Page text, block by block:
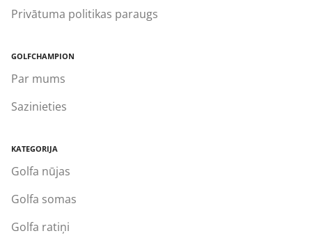
Privātuma politikas paraugs
GOLFCHAMPION
Par mums
Sazinieties
KATEGORIJA
Golfa nūjas
Golfa somas
Golfa ratiņi